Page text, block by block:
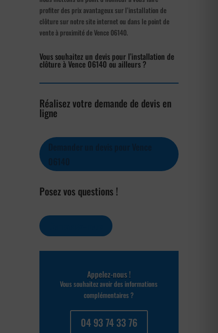
profiter des prix avantageux sur l’installation de
clôture sur notre site internet ou dans le point de
vente à proximité de Vence 06140.
Vous souhaitez un devis pour l’installation de
clôture à Vence 06140 ou ailleurs ?
Réalisez votre demande de devis en
ligne
Posez vos questions !
Appelez-nous !
Vous souhaitez avoir des informations
complémentaires ?
04 93 74 33 76